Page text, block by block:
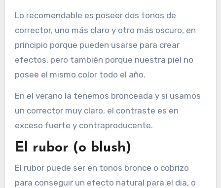
Lo recomendable es poseer dos tonos de
corrector, uno más claro y otro más oscuro, en
principio porque pueden usarse para crear
efectos, pero también porque nuestra piel no
posee el mismo color todo el año.
En el verano la tenemos bronceada y si usamos
un corrector muy claro, el contraste es en
exceso fuerte y contraproducente.
El rubor (o blush)
El rubor puede ser en tonos bronce o cobrizo
para conseguir un efecto natural para el dia, o